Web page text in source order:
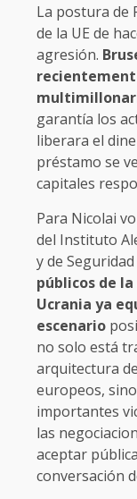
La postura de
de la UE de
agresión.
garantía los
liberara el
préstamo se
capitales
Para Nicolai
del Instituto
y de Seguridad
públicos de
Ucrania ya
escenario
no solo está
arquitectura
europeos,
importantes
las
aceptar
conversación